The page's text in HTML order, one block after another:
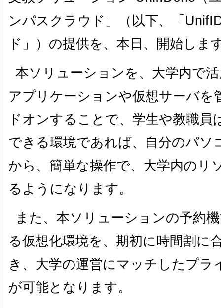
ンパスクラウド」（以下、「
ド」）の提供を、本日、開始しま
本ソリューションを、大学内で
アプリケーションや仮想サーバを
ドオンすることで、学生や教職
できる環境であれば、自分のパソ
から、簡単な操作で、大学内のリ
るようになります。
また、本ソリューションの予約
る仮想化環境を、期初に時間割に
き、大学の運営にマッチしたプラ
が可能となります。